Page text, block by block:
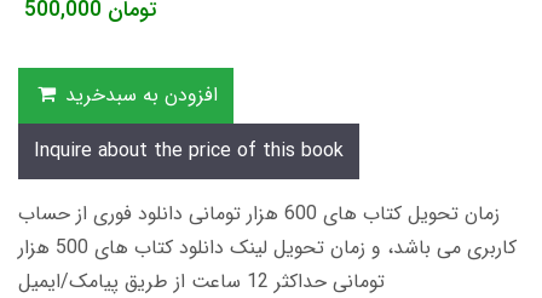
500,000 تومان
افزودن به سبدخرید
Inquire about the price of this book
زمان تحویل کتاب های 600 هزار تومانی دانلود فوری از حساب
کاربری می باشد، و زمان تحویل لینک دانلود کتاب های 500 هزار
تومانی حداکثر 12 ساعت از طریق پیامک/ایمیل